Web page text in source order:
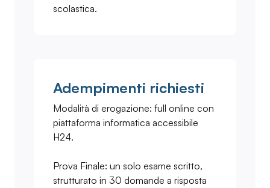
scolastica.
Adempimenti richiesti
Modalità di erogazione: full online con
piattaforma informatica accessibile
H24.
Prova Finale: un solo esame scritto,
strutturato in 30 domande a risposta